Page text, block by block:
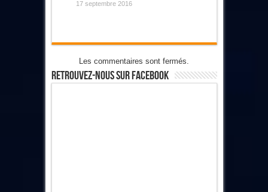
17 septembre 2016
Les commentaires sont fermés.
Retrouvez-Nous Sur Facebook